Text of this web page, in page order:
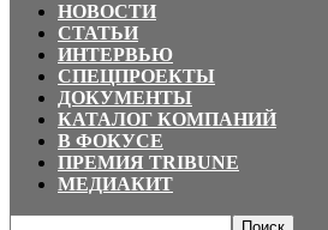
НОВОСТИ
СТАТЬИ
ИНТЕРВЬЮ
СПЕЦПРОЕКТЫ
ДОКУМЕНТЫ
КАТАЛОГ КОМПАНИЙ
В ФОКУСЕ
ПРЕМИЯ TRIBUNE
МЕДИАКИТ